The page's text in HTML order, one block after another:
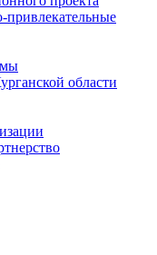
области